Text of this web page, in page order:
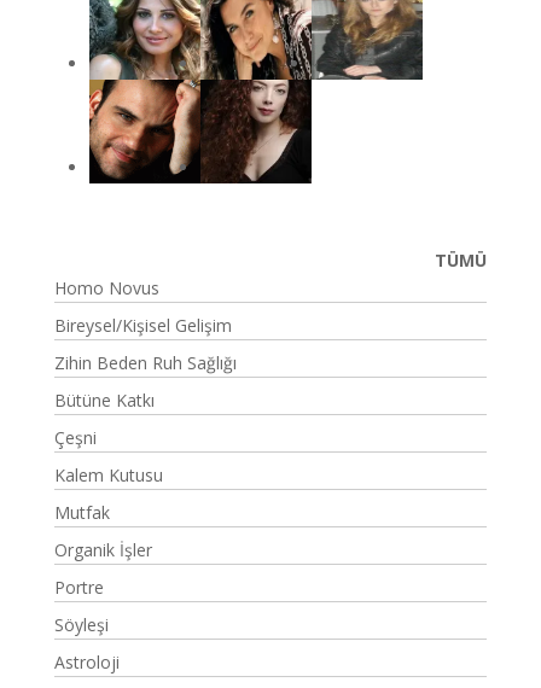
TÜMÜ
Homo Novus
Bireysel/Kişisel Gelişim
Zihin Beden Ruh Sağlığı
Bütüne Katkı
Çeşni
Kalem Kutusu
Mutfak
Organik İşler
Portre
Söyleşi
Astroloji